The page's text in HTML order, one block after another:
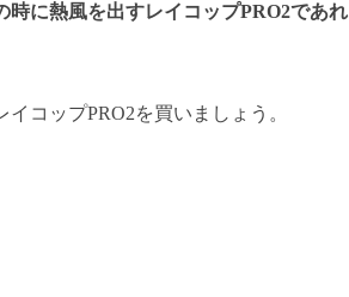
時に熱風を出すレイコップPRO2であれ
コップPRO2を買いましょう。